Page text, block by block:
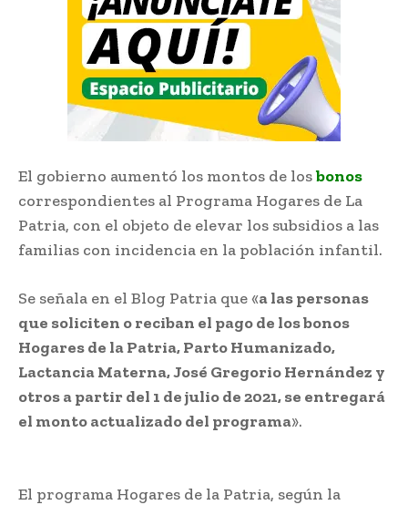
El gobierno aumentó los montos de losbonos
correspondientes al Programa Hogares de La
Patria, con el objeto de elevar los subsidios a las
familias con incidencia en la población infantil.
Se señala en el Blog Patria que «a las personas
que soliciten o reciban el pago de los bonos
Hogares de la Patria, Parto Humanizado,
Lactancia Materna, José Gregorio Hernández y
otros a partir del 1 de julio de 2021, se entregará
el monto actualizado del programa».
El programa Hogares de la Patria, según la